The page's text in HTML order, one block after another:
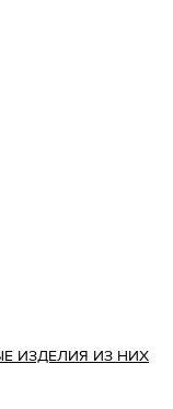
ИЗДЕЛИЯ ИЗ НИХ